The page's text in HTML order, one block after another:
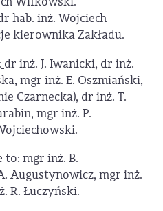
hab. inż. Wojciech
kierownika Zakładu.
dr inż. J. Iwanicki, dr inż.
mgr inż. E. Oszmiański,
Czarnecka), dr inż. T.
mgr inż. P.
to: mgr inż. B.
Augustynowicz, mgr inż.
R. Łuczyński.